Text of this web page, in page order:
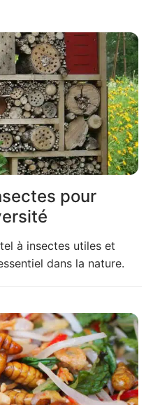
pour
à insectes utiles et
dans la nature.